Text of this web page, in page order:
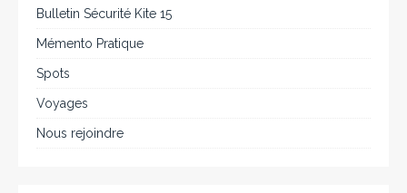
Bulletin Sécurité Kite 15
Mémento Pratique
Spots
Voyages
Nous rejoindre